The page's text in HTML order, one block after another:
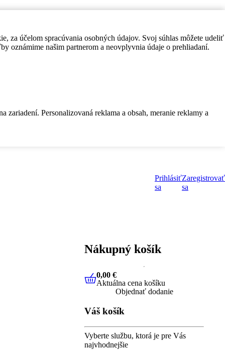
za účelom spracúvania osobných údajov. Svoj súhlas môžete udeliť
oznámime našim partnerom a neovplyvnia údaje o prehliadaní.
Personalizovaná reklama a obsah, meranie reklamy a
Prihlásiť
sa
Zaregistrovať
sa
Nákupný košík
0,00 €Aktuálna cena košíku
0,00 €
Aktuálna cena košíku
Objednať dodanie
Váš košík
Vyberte službu, ktorá je pre Vás
najvhodnejšie